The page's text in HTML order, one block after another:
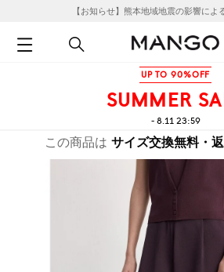
【お知らせ】熊本地域地震の影響によ
UP TO 90%OFF
SUMMER
- 8.11 23:59
この商品は サイズ交換無料・